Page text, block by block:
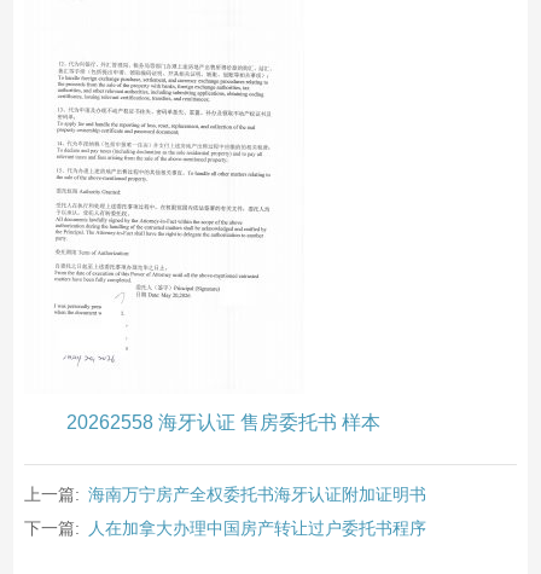
20262558 海牙认证 售房委托书 样本
上一篇: 海南万宁房产全权委托书海牙认证附加证明书
下一篇:
人在加拿大办理中国房产转让过户委托书程序